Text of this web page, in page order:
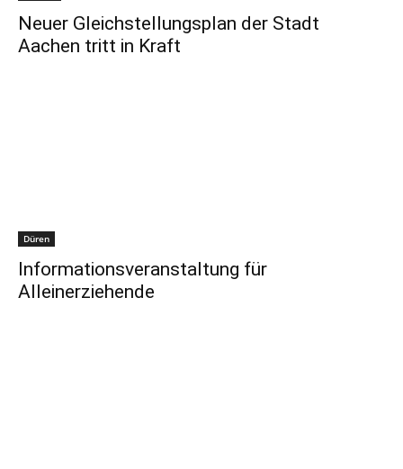
Neuer Gleichstellungsplan der Stadt
Aachen tritt in Kraft
Düren
Informationsveranstaltung für
Alleinerziehende